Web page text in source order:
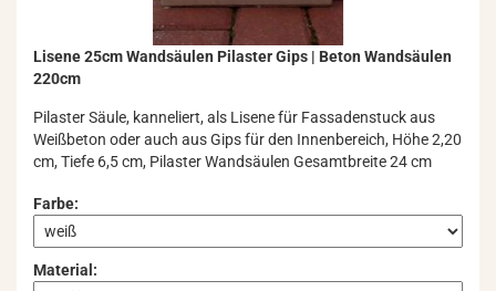
Li­se­ne 25cm Wand­säu­len Pi­las­ter Gips | Beton Wand­säu­len
220cm
Pi­las­ter Säule, kan­ne­liert, als Li­se­ne für Fas­sa­den­stuck aus
Weiß­be­ton oder auch aus Gips für den In­nen­be­reich, Höhe 2,20
cm, Tiefe 6,5 cm, Pi­las­ter Wand­säu­len Ge­samt­brei­te 24 cm
Farbe:
Material: